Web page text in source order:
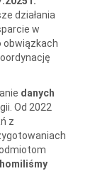
działania
w
obwiązkach
danych
Od 2022
z